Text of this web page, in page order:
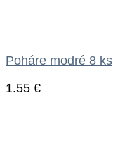
Poháre modré 8 ks
1.55 €